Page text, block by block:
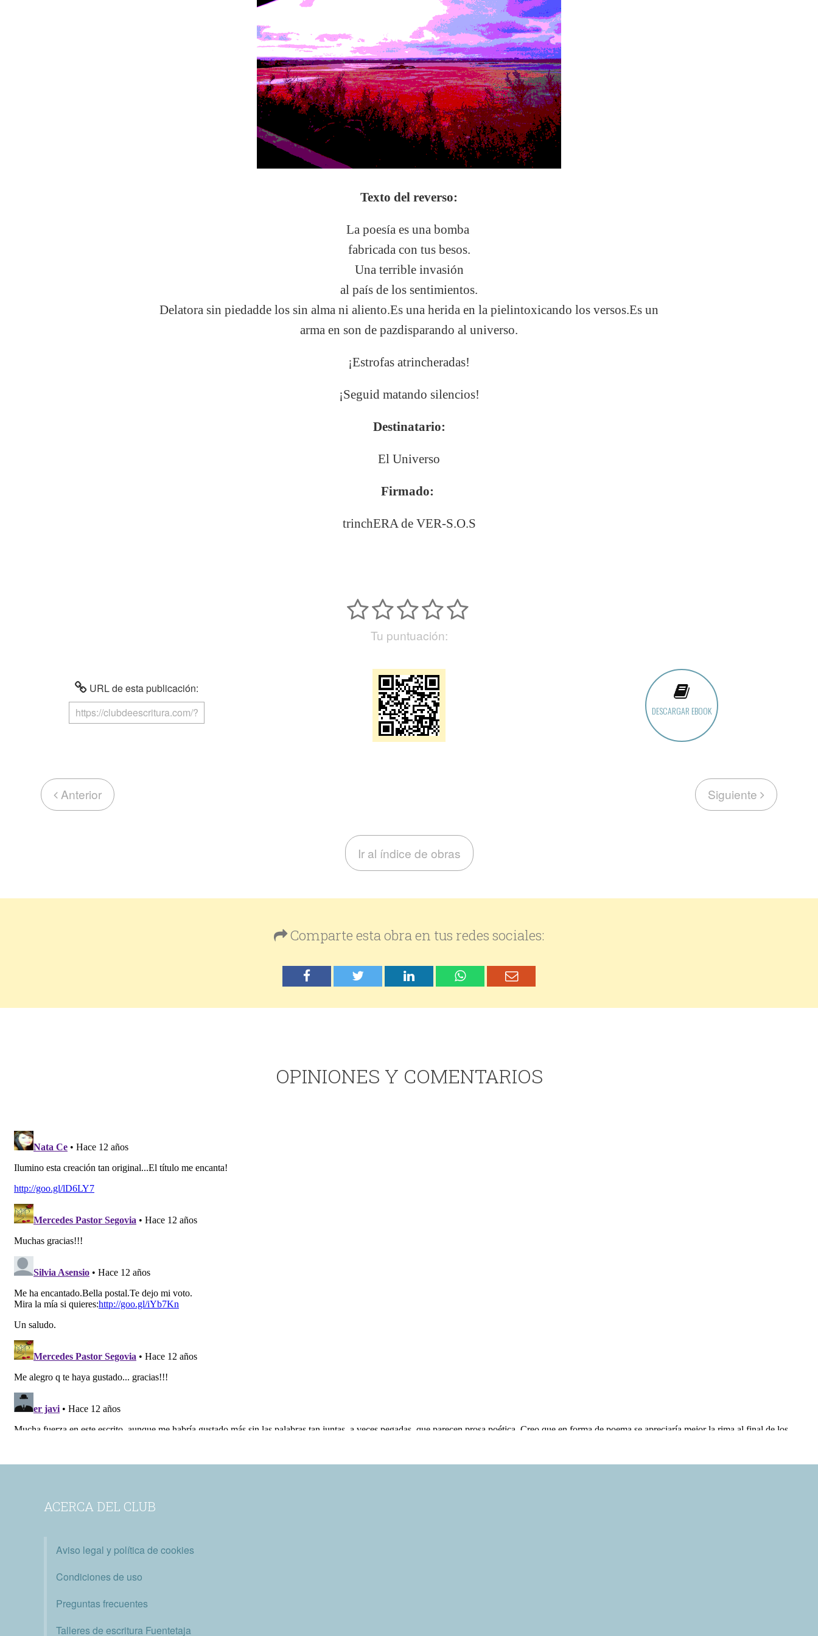
Texto del reverso:
La poesía es una bomba
fabricada con tus besos.
Una terrible invasión
al país de los sentimientos.
Delatora sin piedadde los sin alma ni aliento.Es una herida en la pielintoxicando los versos.Es un
arma en son de pazdisparando al universo.
¡Estrofas atrincheradas!
¡Seguid matando silencios!
Destinatario:
El Universo
Firmado:
trinchERA de VER-S.O.S
Tu puntuación:
URL de esta publicación:
DESCARGAR EBOOK
Anterior Siguiente
Ir al índice de obras
Comparte esta obra en tus redes sociales:
OPINIONES Y COMENTARIOS
ACERCA DEL CLUB
Aviso legal y política de cookies
Condiciones de uso
Preguntas frecuentes
Talleres de escritura Fuentetaja